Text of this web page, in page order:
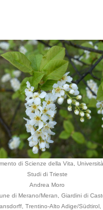
di Scienze della Vita,
Studi di Trieste
Andrea Moro
di Merano/Meran, Giardini di
Trentino-Alto Adige/Südtirol,